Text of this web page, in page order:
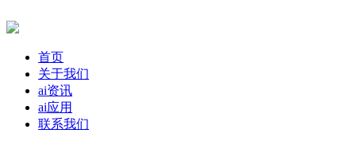
首页
关于我们
ai资讯
ai应用
联系我们